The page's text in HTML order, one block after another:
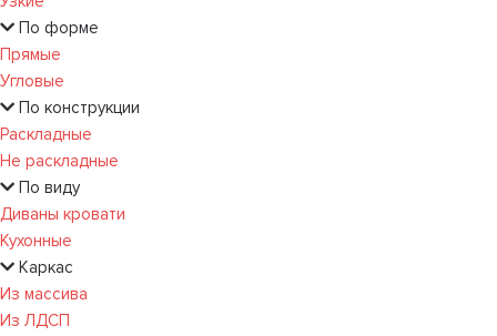
По форме
Прямые
Угловые
По конструкции
Раскладные
Не раскладные
По виду
Диваны кровати
Кухонные
Каркас
Из массива
Из ЛДСП